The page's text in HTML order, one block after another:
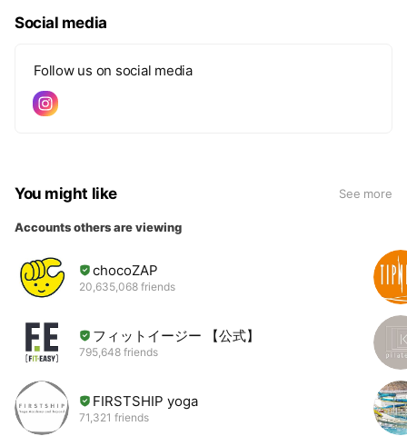
Social media
Follow us on social media
You might like See more
Accounts others are viewing
chocoZAP
20,635,068 friends
フィットイージー 【公式】
795,648 friends
FIRSTSHIP yoga
71,321 friends